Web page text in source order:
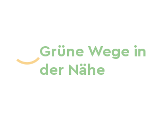
Grüne Wege in
der Nähe